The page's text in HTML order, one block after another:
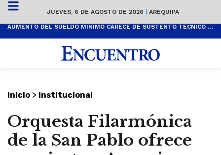
JUEVES, 6 DE AGOSTO DE 2026 | AREQUIPA
AUMENTO DEL SUELDO MÍNIMO CARECE DE SUSTENTO TÉCNICO Y ES POPULISTA
Inicio > Institucional
Orquesta Filarmónica
de la San Pablo ofrece